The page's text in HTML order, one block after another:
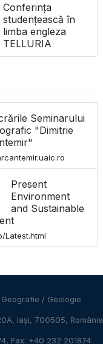
Conferința
studențească în
limba engleza
TELLURIA
Seminarului
"Dimitrie
Present
Environment
and Sustainable
Latest.html
Geografie / Geologie
Iași, 700505, România
Fax: +40 232 201874